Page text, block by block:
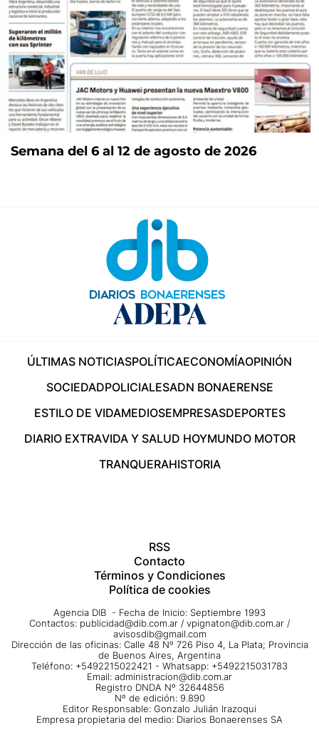
Semana del 6 al 12 de agosto de 2026
ÚLTIMAS NOTICIASPOLÍTICAECONOMÍAOPINIÓN
SOCIEDADPOLICIALESADN BONAERENSE
ESTILO DE VIDAMEDIOSEMPRESASDEPORTES
DIARIO EXTRAVIDA Y SALUD HOYMUNDO MOTOR
TRANQUERAHISTORIA
RSS
Contacto
Términos y Condiciones
Política de cookies
Agencia DIB - Fecha de Inicio: Septiembre 1993
Contactos: publicidad@dib.com.ar / vpignaton@dib.com.ar /
avisosdib@gmail.com
Dirección de las oficinas: Calle 48 Nº 726 Piso 4, La Plata; Provincia
de Buenos Aires, Argentina
Teléfono: +5492215022421 - Whatsapp: +5492215031783
Email: administracion@dib.com.ar
Registro DNDA Nº 32644856
Nº de edición: 9.890
Editor Responsable: Gonzalo Julián Irazoqui
Empresa propietaria del medio: Diarios Bonaerenses SA